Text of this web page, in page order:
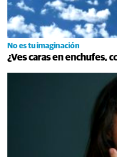
No es tu imaginación
¿Ves caras en enchufes,